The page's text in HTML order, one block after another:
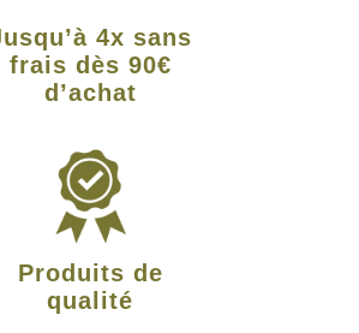
4x sans
frais dès 90€
d’achat
Produits de
qualité